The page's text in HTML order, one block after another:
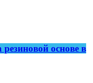
основе в